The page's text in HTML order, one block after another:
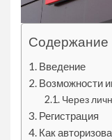
Содержание
Введение
Возможности
Через
Регистрация
Как